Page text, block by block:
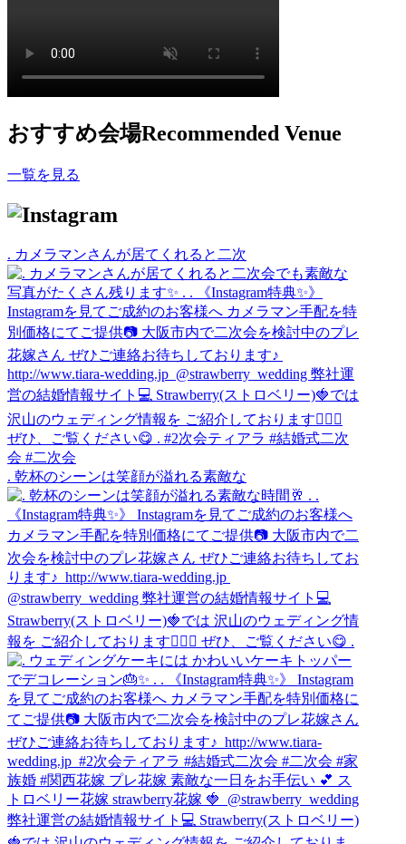
おすすめ会場Recommended Venue
一覧を見る
. カメラマンさんが居てくれると二次
. 乾杯のシーンは笑顔が溢れる素敵な